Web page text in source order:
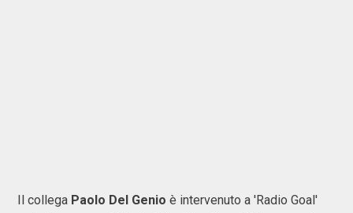
Il collega Paolo Del Genio è intervenuto a 'Radio Goal'